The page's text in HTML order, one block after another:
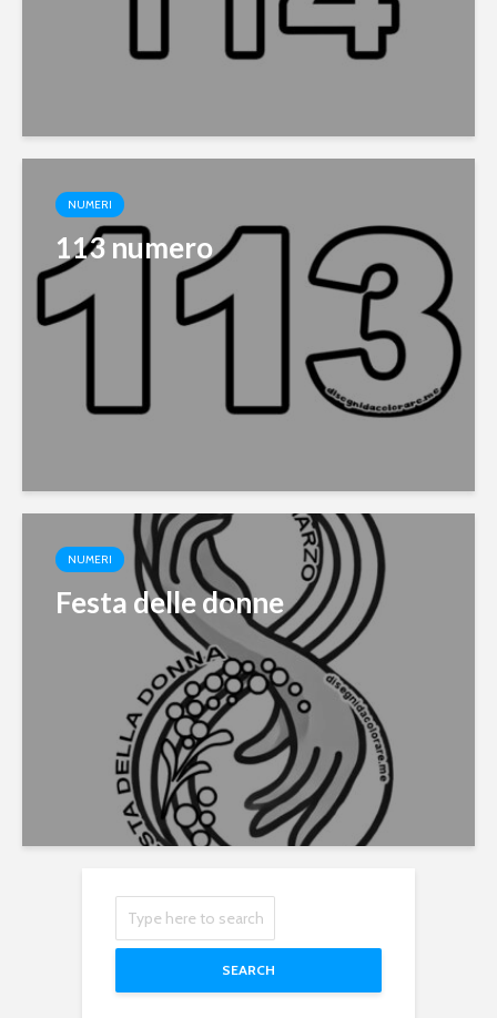
NUMERI
113 numero
NUMERI
Festa delle donne
SEARCH